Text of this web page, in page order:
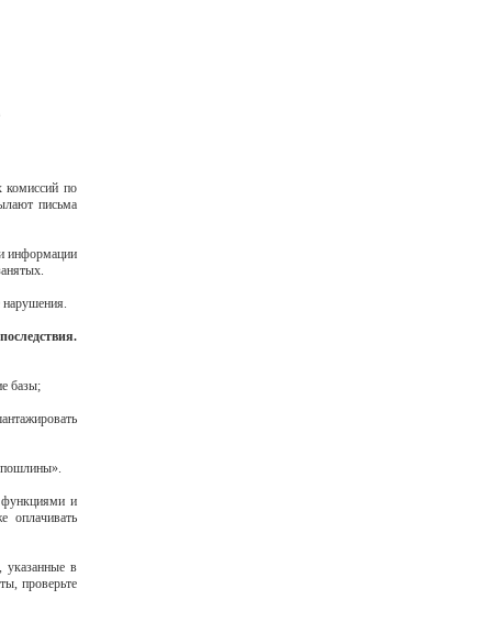
комиссий по
письма
информации
базы;
функциями и
оплачивать
указанные в
проверьте